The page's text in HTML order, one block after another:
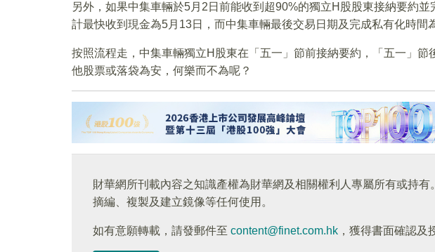
另外，如果中集車輛於5月2日前能收到超90%的獨立H股股東接納要約
計最快收到現金為5月13日，而中集車輛最後交易日期及完成私有化時間
按照流程走，中集車輛獨立H股東在「五一」節前接納要約，「五一」節
他股票或落袋為安，何樂而不為呢？
財華網所刊載內容之知識產權為財華網及相關權利人專屬所有或持有
摘編、複製及建立鏡像等任何使用。
如有意願轉載，請發郵件至 content@finet.com.hk ，獲得書面確認及